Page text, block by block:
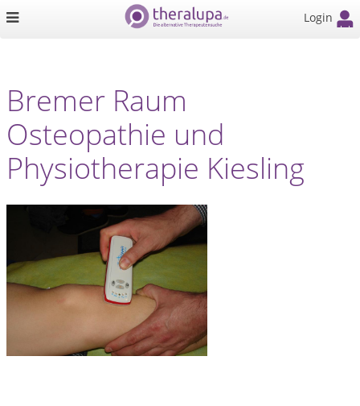
Login
Bremer Raum
Osteopathie und
Physiotherapie Kiesling